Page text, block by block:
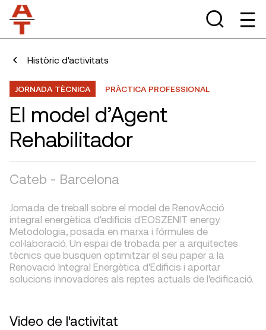
Històric d'activitats
JORNADA TÈCNICA PRÀCTICA PROFESSIONAL
El model d’Agent
Rehabilitador
Cateb - Barcelona
Jornada de treball sobre el model de RenovAcció
integral energètica d'edificis d'EOSZENIT energy.
Metodologia, posada en marxa i fórmules de
col·laboració. Un espai de trobada per a arquitectes
tècnics que busquen optimitzar el seu paper a la
Renovació Integral Energètica d'Edificis i aportar
solucions innovadores als reptes actuals de l'edificació.
Video de l'activitat